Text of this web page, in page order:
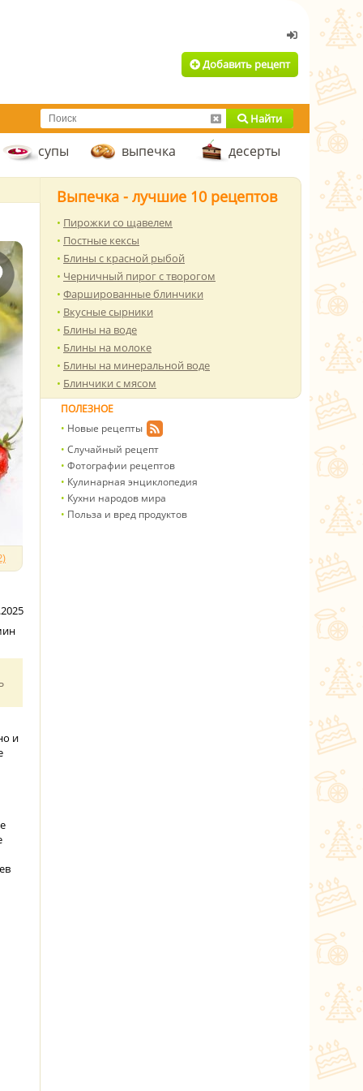
Добавить рецепт
Найти
супы выпечка десерты
и
Выпечка - лучшие 10 рецептов
Пирожки со щавелем
Постные кексы
Блины с красной рыбой
Черничный пирог с творогом
Фаршированные блинчики
Вкусные сырники
Блины на воде
Блины на молоке
Блины на минеральной воде
Блинчики с мясом
ПОЛЕЗНОЕ
Новые рецепты
Случайный рецепт
Фотографии рецептов
Кулинарная энциклопедия
Кухни народов мира
Польза и вред продуктов